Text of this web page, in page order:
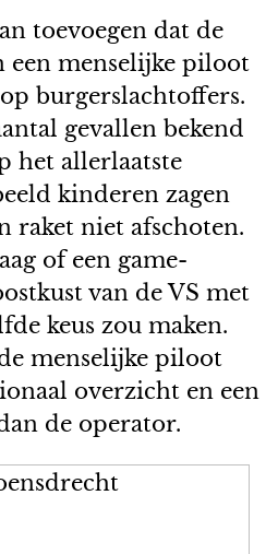
toevoegen dat de
een menselijke piloot
burgerslachtoffers.
gevallen bekend
het allerlaatste
kinderen zagen
raket niet afschoten.
of een game-
van de VS met
keus zou maken.
menselijke piloot
overzicht en een
de operator.